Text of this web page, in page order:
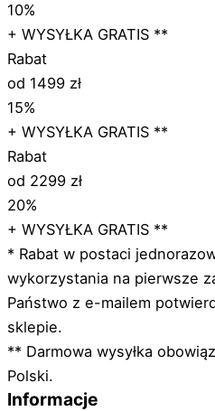
10%
+ WYSYŁKA GRATIS **
Rabat
od 1499 zł
15%
+ WYSYŁKA GRATIS **
Rabat
od 2299 zł
20%
+ WYSYŁKA GRATIS **
* Rabat w postaci
wykorzystania na pierwsze
Państwo z e-mailem
sklepie.
** Darmowa wysyłka
Polski.
Informacje